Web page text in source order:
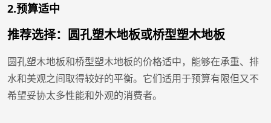
2.预算适中
推荐选择：圆孔塑木地板或桥型塑木地板
圆孔塑木地板和桥型塑木地板的价格适中，能够在承重、排
水和美观之间取得较好的平衡。它们适用于预算有限但又不
希望妥协太多性能和外观的消费者。